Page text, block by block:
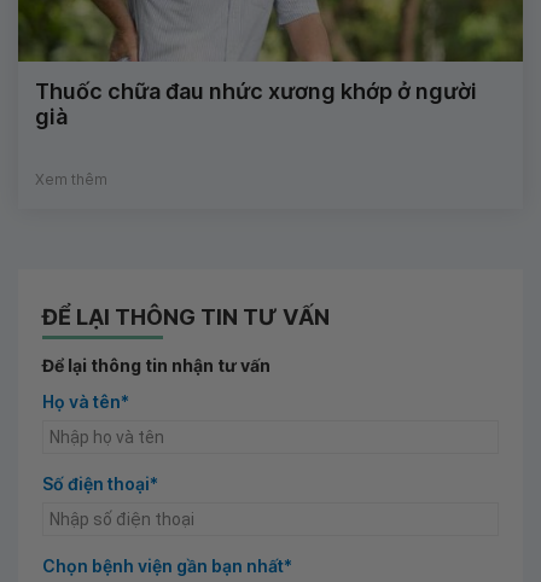
Thuốc chữa đau nhức xương khớp ở người
già
Xem thêm
ĐỂ LẠI THÔNG TIN TƯ VẤN
Để lại thông tin nhận tư vấn
Họ và tên*
Số điện thoại*
Chọn bệnh viện gần bạn nhất*